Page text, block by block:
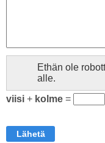
Ethän ole
alle.
viisi + kolme =